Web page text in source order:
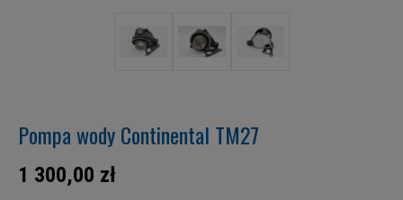
Pompa wody Continental TM27
1 300,00 zł